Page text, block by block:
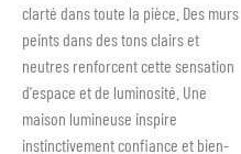
clarté dans toute la pièce. Des murs
peints dans des tons clairs et
neutres renforcent cette sensation
d'espace et de luminosité. Une
maison lumineuse inspire
instinctivement confiance et bien-